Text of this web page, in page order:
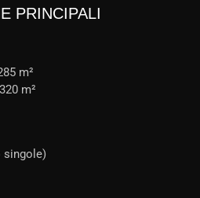
PRINCIPALI
m²
m²
singole)